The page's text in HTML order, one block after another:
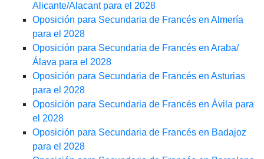
Alicante/Alacant para el 2028
Oposición para Secundaria de Francés en Almería
para el 2028
Oposición para Secundaria de Francés en Araba/
Álava para el 2028
Oposición para Secundaria de Francés en Asturias
para el 2028
Oposición para Secundaria de Francés en Ávila para
el 2028
Oposición para Secundaria de Francés en Badajoz
para el 2028